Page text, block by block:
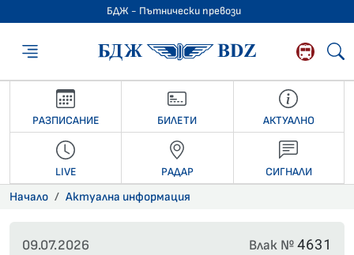
БДЖ - Пътнически превози
БДЖ -
РАЗПИСАНИЕ БИЛЕТИ АКТУАЛНО
LIVE РАДАР СИГНАЛИ
Начало Актуална информация
09.07.2026 Влак №4631